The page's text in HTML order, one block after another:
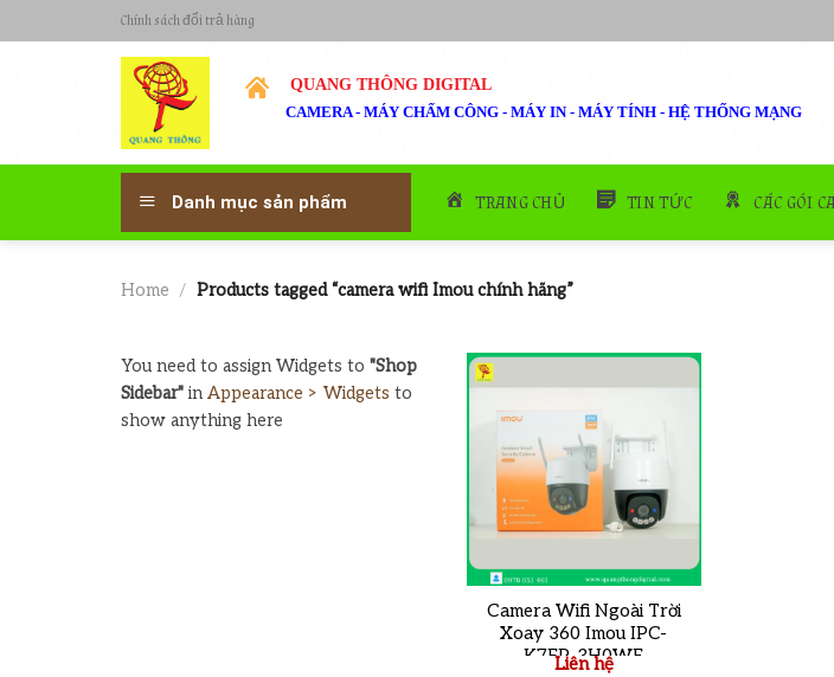
to
Chính sách đổi trả hàng
QUANG THÔNG DIGITAL
CAMERA - MÁY CHẤM CÔNG - MÁY IN - MÁY TÍNH - HỆ THỐNG MẠNG
Danh mục sản phẩm TRANG CHỦ TIN TỨC CÁC GÓI
Home / Products tagged “camera wifi Imou chính hãng”
You need to assign Widgets to "Shop
Sidebar" in Appearance > Widgets to
show anything here
Add to
Camera Wifi Ngoài Trời
Xoay 360 Imou IPC-
K7FP-3H0WE
Liên hệ